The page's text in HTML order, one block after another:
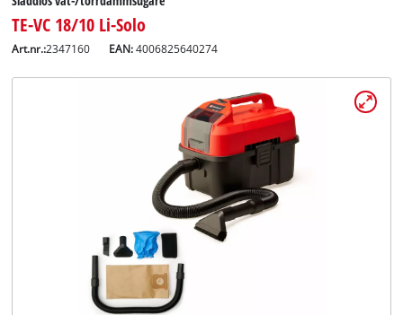
TE-VC 18/10 Li-Solo
Art.nr.:2347160 EAN:4006825640274